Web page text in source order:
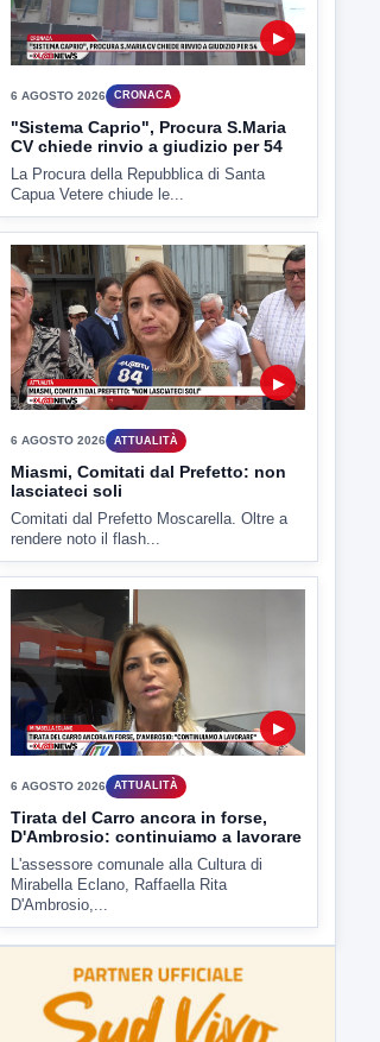
6 AGOSTO 2026 ATTUALITÀ
lasciateci soli
Comitati dal Prefetto Moscarella. Oltre a
rendere noto il flash...
▶
6 AGOSTO 2026 ATTUALITÀ
Tirata del Carro ancora in forse,
D'Ambrosio: continuiamo a lavorare
L'assessore comunale alla Cultura di
Mirabella Eclano, Raffaella Rita
D'Ambrosio,...